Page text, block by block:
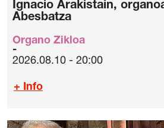
Ignacio Arakistain,
Abesbatza
Organo Zikloa
2026.08.10 - 20:00
+ Info